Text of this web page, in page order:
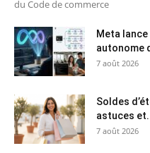
du Code de commerce
Meta lance
autonome
7 août 2026
Soldes
astuces
7 août 2026